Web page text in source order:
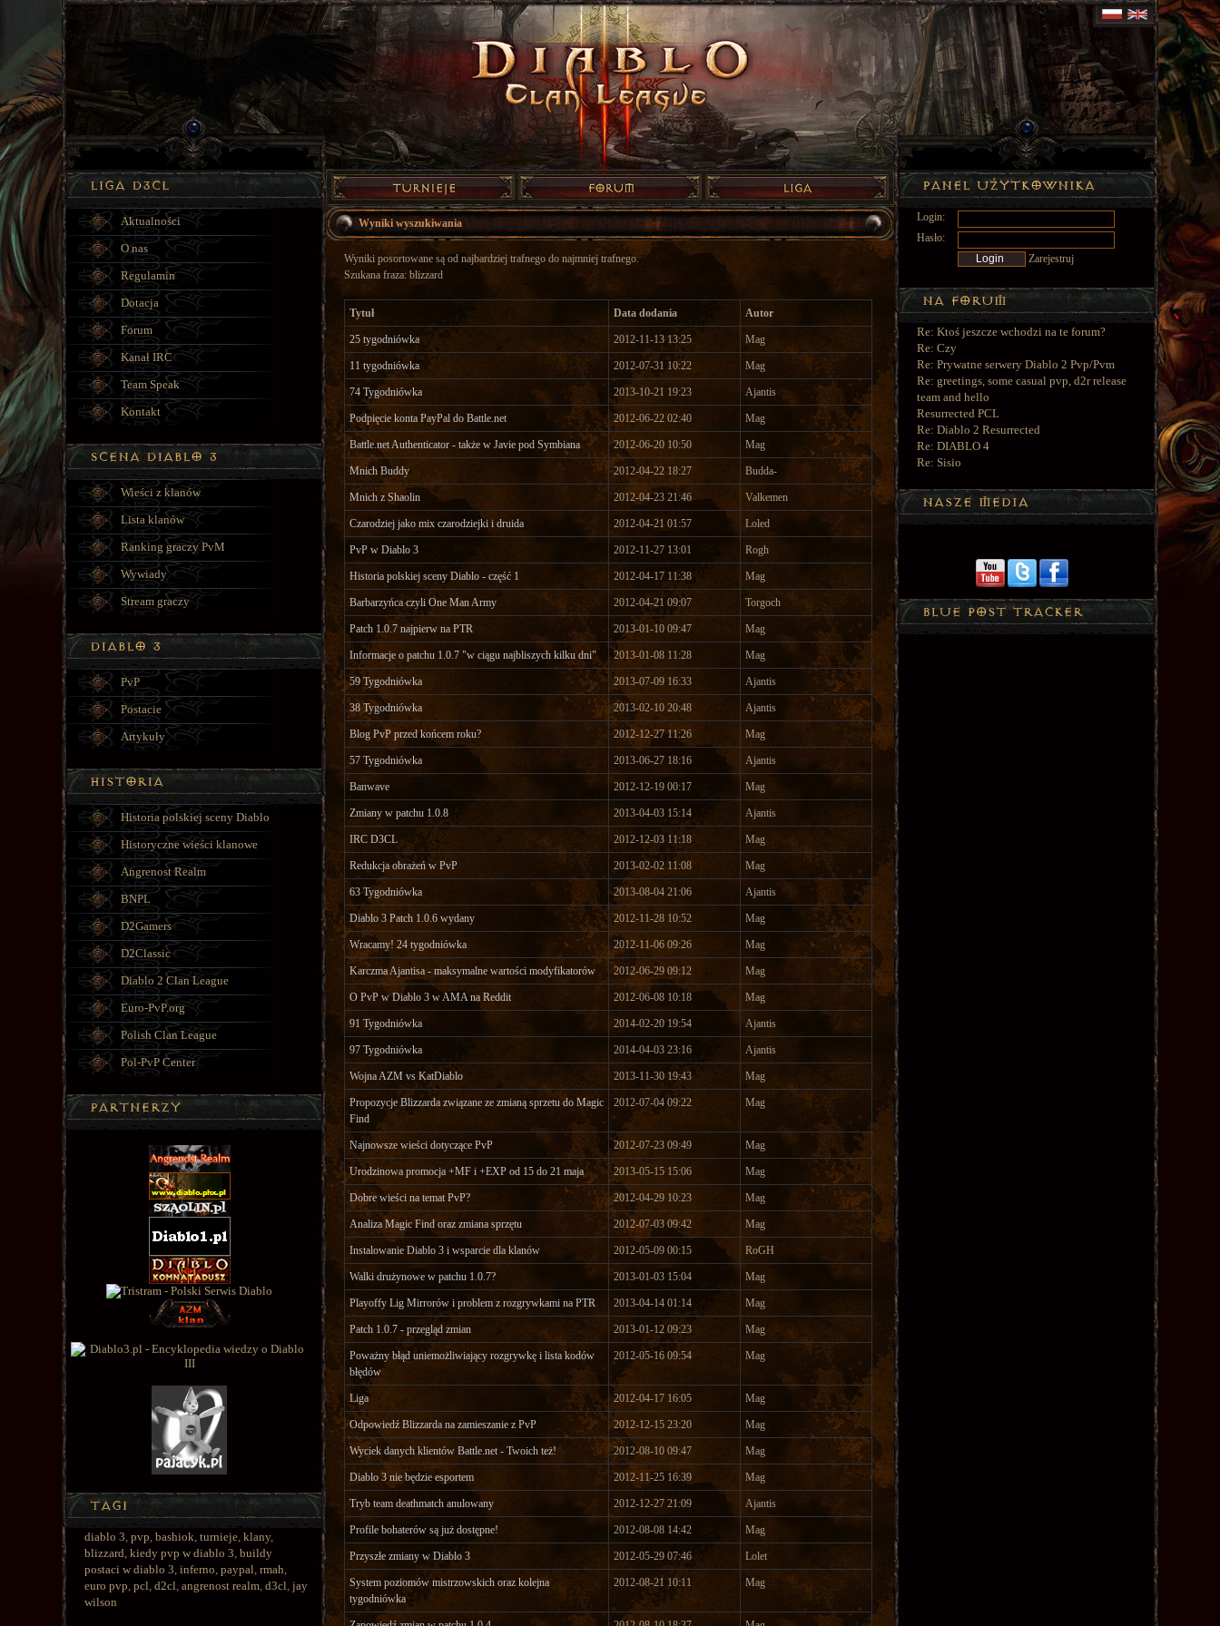
Wyniki wyszukiwania
Wyniki posortowane są od najbardziej trafnego do najmniej trafnego.
Szukana fraza: blizzard
Tytuł Data dodania Autor
25 tygodniówka 2012-11-13 13:25 Mag
11 tygodniówka 2012-07-31 10:22 Mag
74 Tygodniówka 2013-10-21 19:23 Ajantis
Podpięcie konta PayPal do Battle.net 2012-06-22 02:40 Mag
Battle.net Authenticator - także w Javie pod Symbiana 2012-06-20 10:50 Mag
Mnich Buddy 2012-04-22 18:27 Budda-
Mnich z Shaolin 2012-04-23 21:46 Valkemen
Czarodziej jako mix czarodziejki i druida 2012-04-21 01:57 Loled
PvP w Diablo 3 2012-11-27 13:01 Rogh
Historia polskiej sceny Diablo - część 1 2012-04-17 11:38 Mag
Barbarzyńca czyli One Man Army 2012-04-21 09:07 Torgoch
Patch 1.0.7 najpierw na PTR 2013-01-10 09:47 Mag
Informacje o patchu 1.0.7 "w ciągu najbliszych kilku dni" 2013-01-08 11:28 Mag
59 Tygodniówka 2013-07-09 16:33 Ajantis
38 Tygodniówka 2013-02-10 20:48 Ajantis
Blog PvP przed końcem roku? 2012-12-27 11:26 Mag
57 Tygodniówka 2013-06-27 18:16 Ajantis
Banwave 2012-12-19 00:17 Mag
Zmiany w patchu 1.0.8 2013-04-03 15:14 Ajantis
IRC D3CL 2012-12-03 11:18 Mag
Redukcja obrażeń w PvP 2013-02-02 11:08 Mag
63 Tygodniówka 2013-08-04 21:06 Ajantis
Diablo 3 Patch 1.0.6 wydany 2012-11-28 10:52 Mag
Wracamy! 24 tygodniówka 2012-11-06 09:26 Mag
Karczma Ajantisa - maksymalne wartości modyfikatorów 2012-06-29 09:12 Mag
O PvP w Diablo 3 w AMA na Reddit 2012-06-08 10:18 Mag
91 Tygodniówka 2014-02-20 19:54 Ajantis
97 Tygodniówka 2014-04-03 23:16 Ajantis
Wojna AZM vs KatDiablo 2013-11-30 19:43 Mag
Propozycje Blizzarda związane ze zmianą sprzetu do Magic
Find
2012-07-04 09:22 Mag
Najnowsze wieści dotyczące PvP 2012-07-23 09:49 Mag
Urodzinowa promocja +MF i +EXP od 15 do 21 maja 2013-05-15 15:06 Mag
Dobre wieści na temat PvP? 2012-04-29 10:23 Mag
Analiza Magic Find oraz zmiana sprzętu 2012-07-03 09:42 Mag
Instalowanie Diablo 3 i wsparcie dla klanów 2012-05-09 00:15 RoGH
Walki drużynowe w patchu 1.0.7? 2013-01-03 15:04 Mag
Playoffy Lig Mirrorów i problem z rozgrywkami na PTR 2013-04-14 01:14 Mag
Patch 1.0.7 - przegląd zmian 2013-01-12 09:23 Mag
Poważny błąd uniemożliwiający rozgrywkę i lista kodów
błędów
2012-05-16 09:54 Mag
Liga 2012-04-17 16:05 Mag
Odpowiedź Blizzarda na zamieszanie z PvP 2012-12-15 23:20 Mag
Wyciek danych klientów Battle.net - Twoich też! 2012-08-10 09:47 Mag
Diablo 3 nie będzie esportem 2012-11-25 16:39 Mag
Tryb team deathmatch anulowany 2012-12-27 21:09 Ajantis
Profile bohaterów są już dostępne! 2012-08-08 14:42 Mag
Przyszłe zmiany w Diablo 3 2012-05-29 07:46 Lolet
System poziomów mistrzowskich oraz kolejna
tygodniówka
2012-08-21 10:11 Mag
Aktualności
O nas
Regulamin
Dotacja
Forum
Kanał IRC
Team Speak
Kontakt
Wieści z klanów
Lista klanów
Ranking graczy PvM
Wywiady
Stream graczy
PvP
Postacie
Artykuły
Historia polskiej sceny Diablo
Historyczne wieści klanowe
Angrenost Realm
BNPL
D2Gamers
D2Classic
Diablo 2 Clan League
Euro-PvP.org
Polish Clan League
Pol-PvP Center
diablo 3, pvp, bashiok, turnieje, klany,
blizzard, kiedy pvp w diablo 3, buildy
postaci w diablo 3, inferno, paypal, rmah,
euro pvp, pcl, d2cl, angrenost realm, d3cl, jay
wilson
Login:
Hasło:
Zarejestruj
Re: Ktoś jeszcze wchodzi na te forum?
Re: Czy
Re: Prywatne serwery Diablo 2 Pvp/Pvm
Re: greetings, some casual pvp, d2r release
team and hello
Resurrected PCL
Re: Diablo 2 Resurrected
Re: DIABLO 4
Re: Sisio